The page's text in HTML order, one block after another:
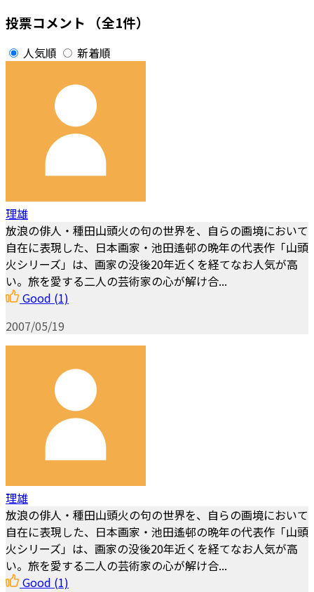
投票コメント （全1件）
人気順 新着順
理雄
放浪の俳人・種田山頭火の句の世界を、自らの画境において
自在に表現した、日本画家・池田遙邨の晩年の代表作「山頭
火シリーズ」は、画家の没後20年近くを経てなお人気が高
い。旅を愛する二人の芸術家の心が解け合...
Good (1)
2007/05/19
理雄
放浪の俳人・種田山頭火の句の世界を、自らの画境において
自在に表現した、日本画家・池田遙邨の晩年の代表作「山頭
火シリーズ」は、画家の没後20年近くを経てなお人気が高
い。旅を愛する二人の芸術家の心が解け合...
Good (1)